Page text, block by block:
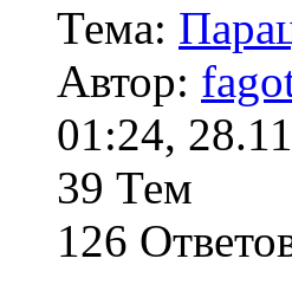
Тема:
Автор:
01:24,
39 Тем
126